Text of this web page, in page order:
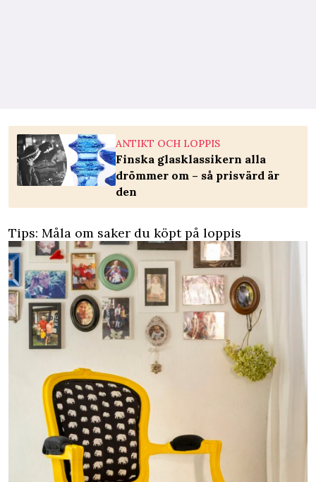
ANTIKT OCH LOPPIS
Finska glasklassikern alla
drömmer om – så prisvärd är
den
Tips: Måla om saker du köpt på loppis